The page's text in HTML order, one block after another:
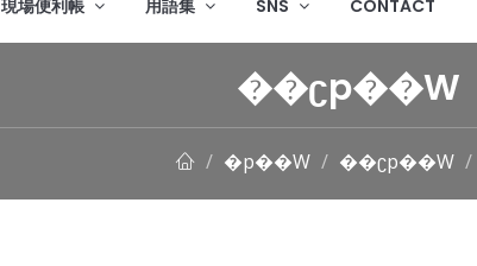
現場便利帳 用語集 SNS CONTACT
��ʗp��W
�p��W ��ʗp��W